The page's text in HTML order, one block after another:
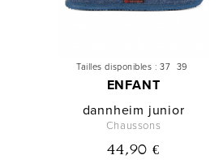
Tailles disponibles : 37 39
ENFANT
dannheim junior
Chaussons
44,90 €